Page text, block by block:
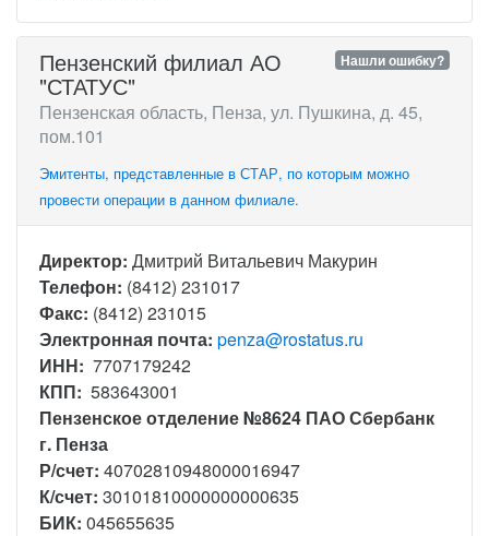
Нашли ошибку?
Пензенский филиал АО
"СТАТУС"
Пензенская область, Пенза, ул. Пушкина, д. 45,
пом.101
Эмитенты, представленные в СТАР, по которым можно
провести операции в данном филиале.
Директор: Дмитрий Витальевич Макурин
Телефон: (8412) 231017
Факс: (8412) 231015
Электронная почта: penza@rostatus.ru
ИНН: 7707179242
КПП: 583643001
Пензенское отделение №8624 ПАО Сбербанк
г. Пенза
Р/счет: 40702810948000016947
К/счет: 30101810000000000635
БИК: 045655635